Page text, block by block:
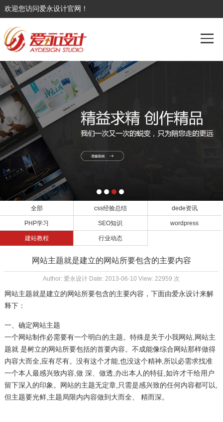
欢迎您访问爱永设计官网！
全部 css经验总结 dede资讯
PHP学习 SEO知识 wordpress
建站教程 行业动态
网站主题就是建立的网站所要包含的主要内容
Author: 爱永设计 Date: 2013-06-10 View: 22959 次
网站主题就是建立的网站所要包含的主要内容，下面由爱永设计来解
释下：
一、确定网站主题
一个网站制作必需要有一个明白的主题。特殊是关于小我网站,网站主
题就 是树立的网站所要包括的首要内容。不成能像综合网站那样做得
内容大而全,应有尽有。没有这个才能,也没这个精神,所以必需求找准
一个本人最感兴致内容,做 深、做透,办出本人的特征,如许才干给用户
留下深入的印象。网站的主题无定章,只需是感兴致的任何内容都可以,
但主题要光鲜,主题局限内内容做到大而全、 精而深。